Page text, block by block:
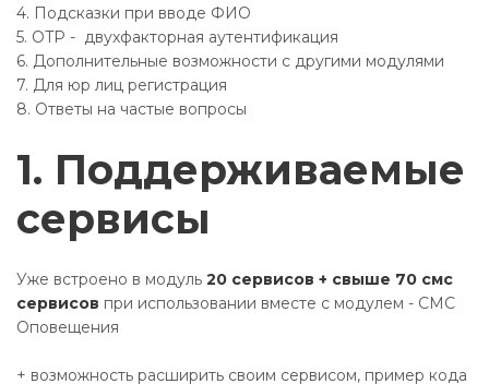
4. Подсказки при вводе ФИО
5. OTP - двухфакторная аутентификация
6. Дополнительные возможности с другими модулями
7. Для юр лиц регистрация
8. Ответы на частые вопросы
1. Поддерживаемые
сервисы
Уже встроено в модуль 20 сервисов + свыше 70 смс
сервисов при использовании вместе с модулем - СМС
Оповещения
+ возможность расширить своим сервисом, пример кода